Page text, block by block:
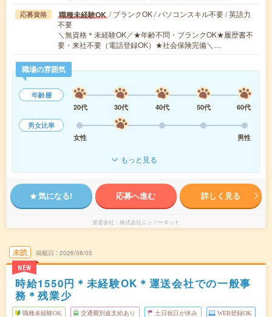
応募資格 職種未経験OK / ブランクOK / パソコンスキル不要 / 英語力
不要
＼無資格＊未経験OK／★年齢不問・ブランクOK★履歴書不
要・来社不要（電話登録OK）★社会保険完備＼…
職場の雰囲気
年齢層
20代
30代 40代 50代
60代
男女比率
女性
男性
もっと見る
気になる! 応募へ進む 詳しく見る
派遣会社 株式会社ニッソーネット
未読
NEW
掲載日 2026/08/05
時給1550円＊未経験OK＊運送会社での一般事
務＊残業少
職種未経験OK 交通費別途支給あり 土日祝日が休み WEB登録OK